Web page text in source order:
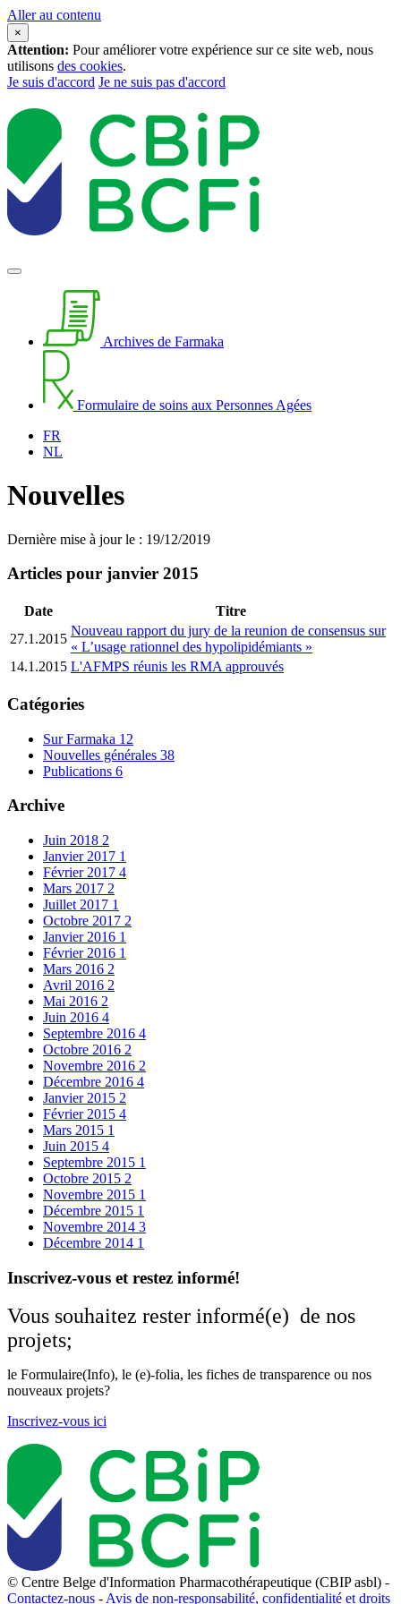
Aller au contenu
×
Attention: Pour améliorer votre expérience sur ce site web, nous
utilisons des cookies.
Je suis d'accord Je ne suis pas d'accord
Archives de Farmaka
Formulaire de soins aux Personnes Agées
FR
NL
Nouvelles
Dernière mise à jour le : 19/12/2019
Articles pour janvier 2015
Date
Titre
27.1.2015
Nouveau rapport du jury de la reunion de consensus sur
« L’usage rationnel des hypolipidémiants »
14.1.2015 L'AFMPS réunis les RMA approuvés
Catégories
Sur Farmaka 12
Nouvelles générales 38
Publications 6
Archive
Juin 2018 2
Janvier 2017 1
Février 2017 4
Mars 2017 2
Juillet 2017 1
Octobre 2017 2
Janvier 2016 1
Février 2016 1
Mars 2016 2
Avril 2016 2
Mai 2016 2
Juin 2016 4
Septembre 2016 4
Octobre 2016 2
Novembre 2016 2
Décembre 2016 4
Janvier 2015 2
Février 2015 4
Mars 2015 1
Juin 2015 4
Septembre 2015 1
Octobre 2015 2
Novembre 2015 1
Décembre 2015 1
Novembre 2014 3
Décembre 2014 1
Inscrivez-vous et restez informé!
Vous souhaitez rester informé(e) de nos
projets;
le Formulaire(Info), le (e)-folia, les fiches de transparence ou nos
nouveaux projets?
Inscrivez-vous ici
© Centre Belge d'Information Pharmacothérapeutique (CBIP asbl) -
Contactez-nous -Avis de non-responsabilité, confidentialité et droits